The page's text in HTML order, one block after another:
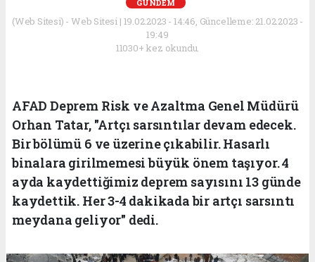
GÜNDEM
(Web Sitesi) - Web Sitesi | 19.02.2023 - 14:46, Güncelleme: 21.02.2023 -
19:49
11030+ kez okundu.
AFAD Deprem Risk ve Azaltma Genel Müdürü
Orhan Tatar, "Artçı sarsıntılar devam edecek.
Bir bölümü 6 ve üzerine çıkabilir. Hasarlı
binalara girilmemesi büyük önem taşıyor. 4
ayda kaydettiğimiz deprem sayısını 13 günde
kaydettik. Her 3-4 dakikada bir artçı sarsıntı
meydana geliyor" dedi.